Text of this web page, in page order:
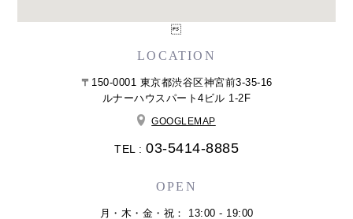
LOCATION
〒150-0001 東京都渋谷区神宮前3-35-16
ルナーハウスパート4ビル 1-2F
GOOGLEMAP
TEL : 03-5414-8885
OPEN
月・木・金・祝： 13:00 - 19:00